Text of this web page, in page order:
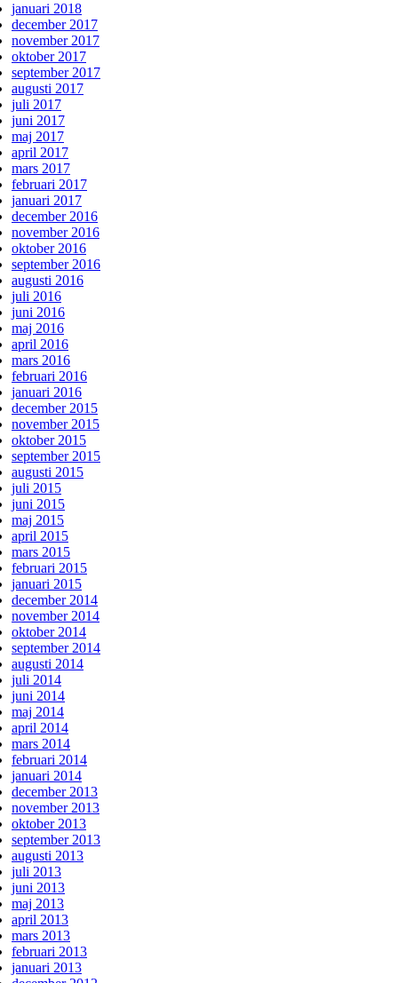
januari 2018
december 2017
november 2017
oktober 2017
september 2017
augusti 2017
juli 2017
juni 2017
maj 2017
april 2017
mars 2017
februari 2017
januari 2017
december 2016
november 2016
oktober 2016
september 2016
augusti 2016
juli 2016
juni 2016
maj 2016
april 2016
mars 2016
februari 2016
januari 2016
december 2015
november 2015
oktober 2015
september 2015
augusti 2015
juli 2015
juni 2015
maj 2015
april 2015
mars 2015
februari 2015
januari 2015
december 2014
november 2014
oktober 2014
september 2014
augusti 2014
juli 2014
juni 2014
maj 2014
april 2014
mars 2014
februari 2014
januari 2014
december 2013
november 2013
oktober 2013
september 2013
augusti 2013
juli 2013
juni 2013
maj 2013
april 2013
mars 2013
februari 2013
januari 2013